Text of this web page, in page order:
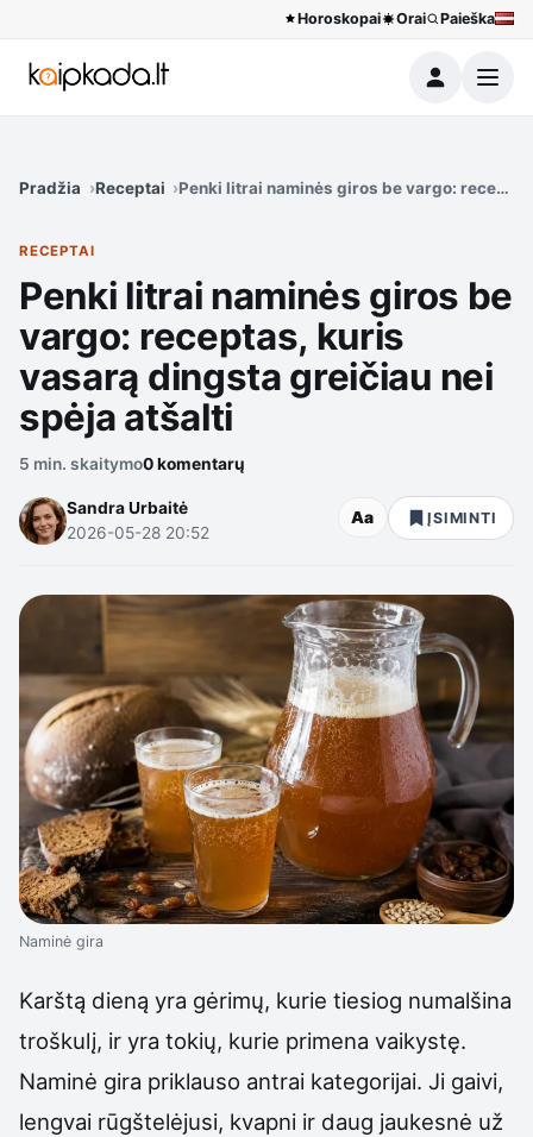
Horoskopai Orai Paieška
Meniu
Pradžia Receptai Penki litrai naminės giros be vargo:
RECEPTAI
Penki litrai naminės giros be
vargo: receptas, kuris
vasarą dingsta greičiau nei
spėja atšalti
5 min. skaitymo0 komentarų
Sandra Urbaitė
2026-05-28 20:52
Aa ĮSIMINTI
Naminė gira
Karštą dieną yra gėrimų, kurie tiesiog numalšina
troškulį, ir yra tokių, kurie primena vaikystę.
Naminė gira priklauso antrai kategorijai. Ji gaivi,
lengvai rūgštelėjusi, kvapni ir daug jaukesnė už